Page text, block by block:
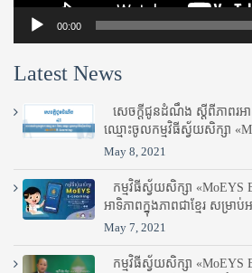
00:00
Latest News
សេចក្តីជូនដំណឹង ស្តី​ពីភាព​រអ
ឈ្មោះ​ចូល​កម្មវិធី​ស្វ័យសិក្សា
May 8, 2021
កម្មវិធីស្វ័យសិក្សា «MoEYS
អាទិភាពក្នុងភាពជាខ្មែរ សម្រាប់
May 7, 2021
កម្មវិធីស្វ័យសិក្សា